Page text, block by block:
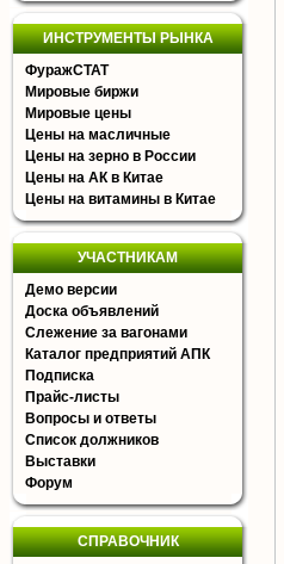
ИНСТРУМЕНТЫ РЫНКА
ФуражСТАТ
Мировые биржи
Мировые цены
Цены на масличные
Цены на зерно в России
Цены на АК в Китае
Цены на витамины в Китае
УЧАСТНИКАМ
Демо версии
Доска объявлений
Слежение за вагонами
Каталог предприятий АПК
Подписка
Прайс-листы
Вопросы и ответы
Список должников
Выставки
Форум
СПРАВОЧНИК